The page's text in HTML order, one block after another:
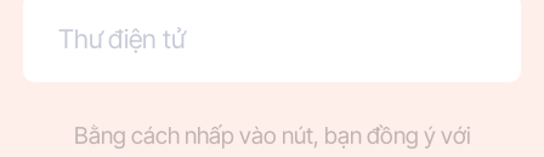
Bằng cách nhấp vào nút, bạn đồng ý với